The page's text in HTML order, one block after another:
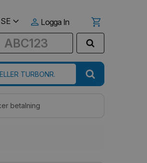
SE Logga In
betalning